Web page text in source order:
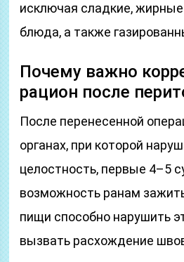
исключая сладкие,
блюда, а также
Почему важно
рацион после
После перенесенной
органах, при которой
целостность, первые 4–5
возможность ранам
пищи способно нарушить
вызвать расхождение